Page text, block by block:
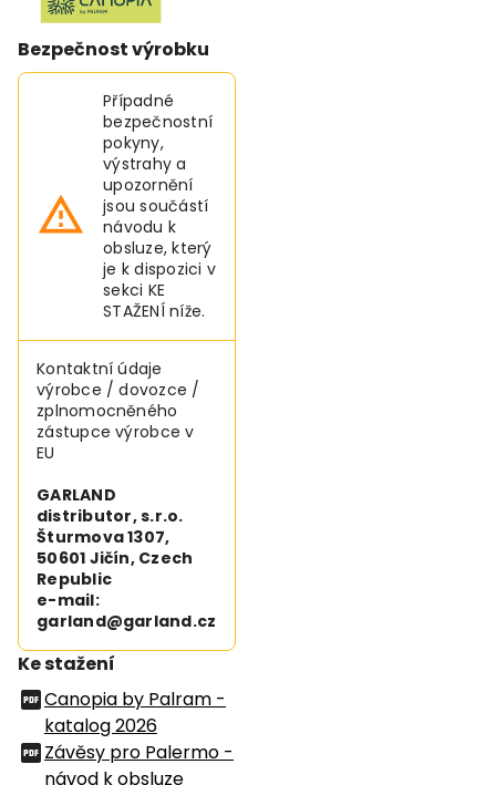
Bezpečnost výrobku
Případné
bezpečnostní
pokyny,
výstrahy a
upozornění
jsou součástí
návodu k
obsluze, který
je k dispozici v
sekci KE
STAŽENÍ níže.
Kontaktní údaje
výrobce / dovozce /
zplnomocněného
zástupce výrobce v
EU
GARLAND
distributor, s.r.o.
Šturmova 1307,
50601 Jičín, Czech
Republic
e-mail:
garland@garland.cz
Ke stažení
Canopia by Palram -
katalog 2026
Závěsy pro Palermo -
návod k obsluze